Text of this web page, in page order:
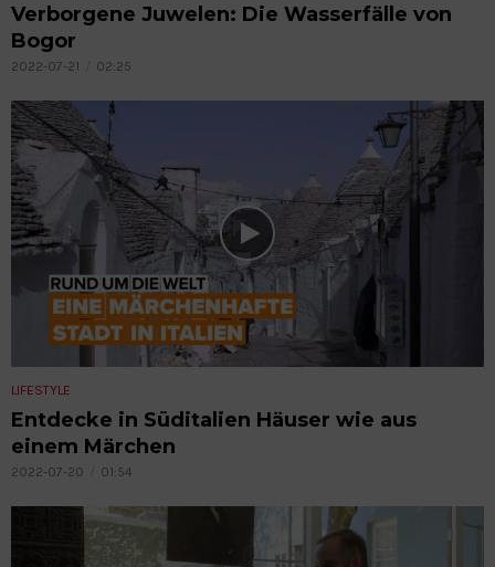
Verborgene Juwelen: Die Wasserfälle von
Bogor
2022-07-21 02:25
LIFESTYLE
Entdecke in Süditalien Häuser wie aus
einem Märchen
2022-07-20 01:54